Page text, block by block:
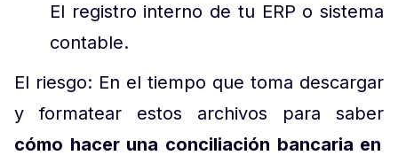
El registro interno de tu ERP o sistema
contable.
El riesgo: En el tiempo que toma descargar
y formatear estos archivos para saber
cómo hacer una conciliación bancaria en